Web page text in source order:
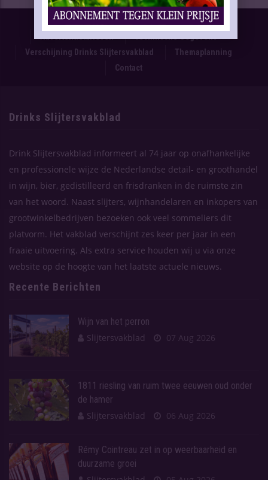
Proefnummer
Oplage & Verspreiding
Verschijning Drinks Slijtersvakblad
Themaplanning
Contact
Drinks Slijtersvakblad
Drink Slijtersvakblad informeert al 74 jaar op onafhankelijke
en professionele wijze de Nederlandse detail- en groothandel
in wijn, bier, gedistilleerd en frisdranken in de ruimste zin
van het woord. Naast slijters, wijnhandelaren en inkopers van
grootwinkelbedrijven bezoeken ook veel sommeliers dit
platvorm. Het vakblad verschijnt zes keer per jaar in een
fraaie uitvoering. Als extra service houden wij u via onze
website op de hoogte van het laatste actuele nieuws.
Recente Berichten
Wijn van het perron
Slijtersvakblad
07 Aug 2026
1811 riesling van ruim twee eeuwen oud onder
de hamer
Slijtersvakblad
06 Aug 2026
Rémy Cointreau zet in op weerbaarheid en
duurzame groei